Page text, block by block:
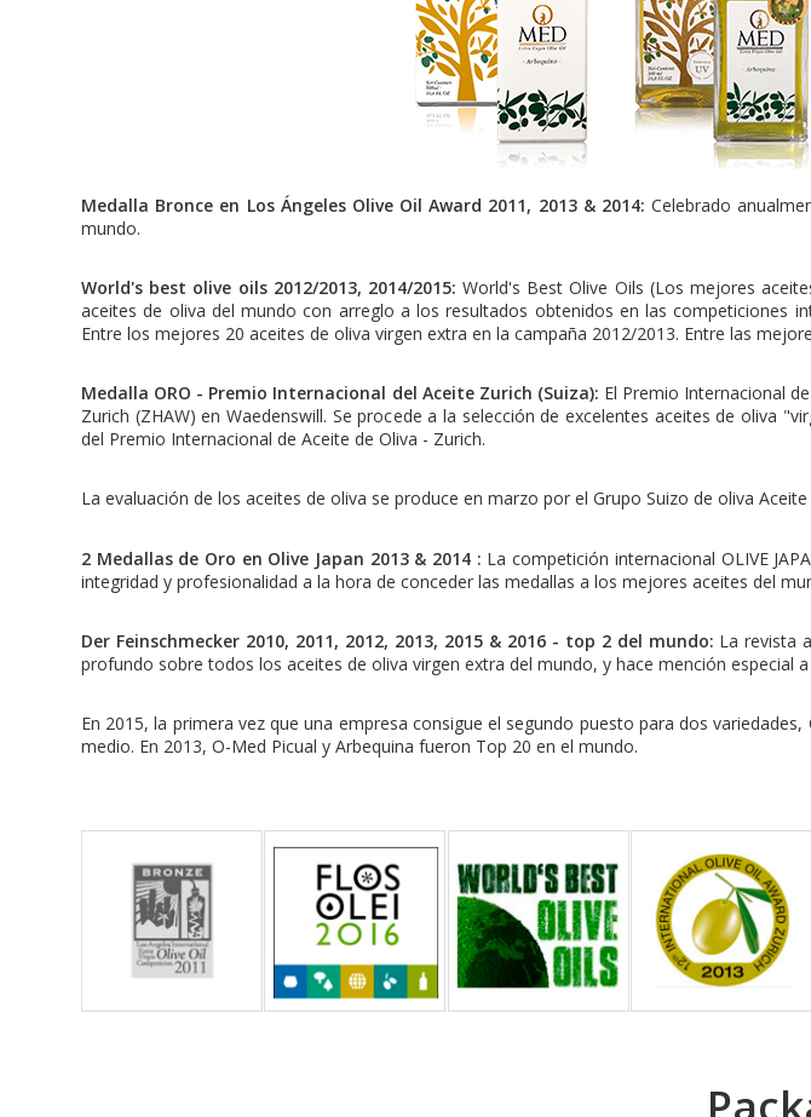
Medalla Bronce en Los Ángeles Olive Oil Award 2011, 2013 & 2014: Celebrado
mundo.
World's best olive oils 2012/2013, 2014/2015: World's Best Olive Oils (Los mejores
aceites de oliva del mundo con arreglo a los resultados obtenidos en las competiciones
Entre los mejores 20 aceites de oliva virgen extra en la campaña 2012/2013. Entre las
Medalla ORO - Premio Internacional del Aceite Zurich (Suiza): El Premio Internacional
Zurich (ZHAW) en Waedenswill. Se procede a la selección de excelentes aceites de oliva
del Premio Internacional de Aceite de Oliva - Zurich.
La evaluación de los aceites de oliva se produce en marzo por el Grupo Suizo de oliva
2 Medallas de Oro en Olive Japan 2013 & 2014 : La competición internacional OLIVE
integridad y profesionalidad a la hora de conceder las medallas a los mejores aceites del
Der Feinschmecker 2010, 2011, 2012, 2013, 2015 & 2016 - top 2 del mundo: La revista
profundo sobre todos los aceites de oliva virgen extra del mundo, y hace mención especial
En 2015, la primera vez que una empresa consigue el segundo puesto para dos
medio. En 2013, O-Med Picual y Arbequina fueron Top 20 en el mundo.